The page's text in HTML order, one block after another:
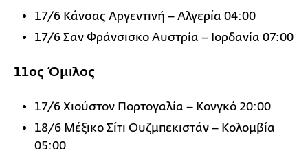
17/6 Κάνσας Αργεντινή – Αλγερία 04:00
17/6 Σαν Φράνσισκο Αυστρία – Ιορδανία 07:00
11ος Όμιλος
17/6 Χιούστον Πορτογαλία – Κονγκό 20:00
18/6 Μέξικο Σίτι Ουζμπεκιστάν – Κολομβία
05:00